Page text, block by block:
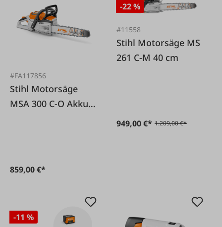
#FA117856
Stihl Motorsäge
MSA 300 C-O Akku
859,00 €*
-22 %
#11558
Stihl Motorsäge MS
261 C-M 40 cm
949,00 €* 1.209,00 €*
-11 %